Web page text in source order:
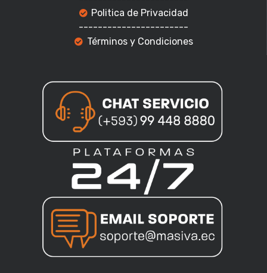
Politica de Privacidad
-----------------------
Términos y Condiciones